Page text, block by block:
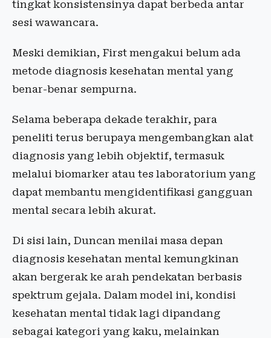
tingkat konsistensinya dapat berbeda antar
sesi wawancara.
Meski demikian, First mengakui belum ada
metode diagnosis kesehatan mental yang
benar-benar sempurna.
Selama beberapa dekade terakhir, para
peneliti terus berupaya mengembangkan alat
diagnosis yang lebih objektif, termasuk
melalui biomarker atau tes laboratorium yang
dapat membantu mengidentifikasi gangguan
mental secara lebih akurat.
Di sisi lain, Duncan menilai masa depan
diagnosis kesehatan mental kemungkinan
akan bergerak ke arah pendekatan berbasis
spektrum gejala. Dalam model ini, kondisi
kesehatan mental tidak lagi dipandang
sebagai kategori yang kaku, melainkan